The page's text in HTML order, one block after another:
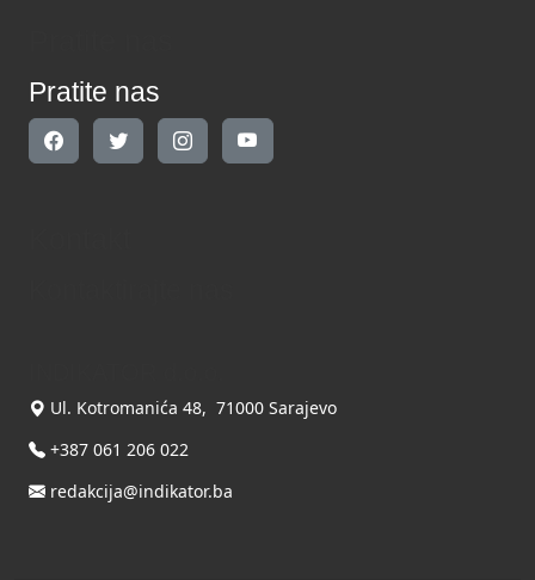
Pratite nas
Ul. Kotromanića 48, 71000 Sarajevo
+387 061 206 022
redakcija@indikator.ba